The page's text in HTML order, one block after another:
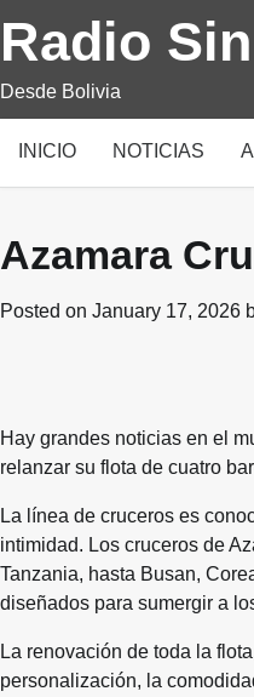
to
Radio
Desde Bolivia
INICIO NOTICIAS
Azamara
Posted on January 17, 2026
Hay grandes noticias en el
relanzar su flota de cuatro
La línea de cruceros es
intimidad. Los cruceros de
Tanzania, hasta Busan,
diseñados para sumergir a
La renovación de toda la
personalización, la